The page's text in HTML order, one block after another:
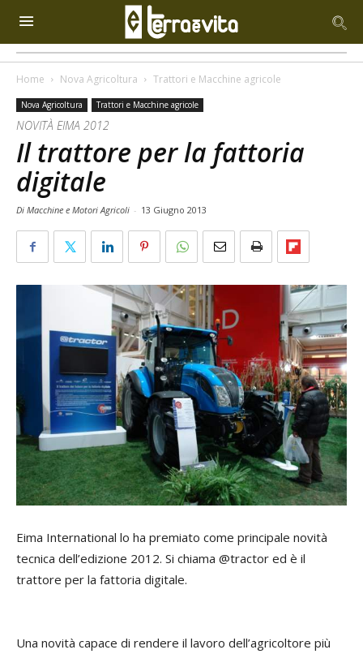
Home Nova Agricoltura Trattori e Macchine agricole
Nova Agricoltura Trattori e Macchine agricole
NOVITÀ EIMA 2012
Il trattore per la fattoria
digitale
Di Macchine e Motori Agricoli - 13 Giugno 2013
Eima International lo ha premiato come principale novità
tecnica dell’edizione 2012. Si chiama @tractor ed è il
trattore per la fattoria digitale.
Una novità capace di rendere il lavoro dell’agricoltore più